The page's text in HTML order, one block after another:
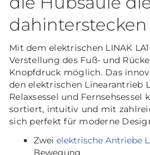
dahinterstecken
Mit dem elektrischen LINAK
Verstellung des Fuß- und
Knopfdruck möglich. Das
den elektrischen Linearantrieb
Relaxsessel und Fernsehsessel
sortiert, intuitiv und mit
sich perfekt für moderne
Zwei elektrische Antriebe
Bewegung